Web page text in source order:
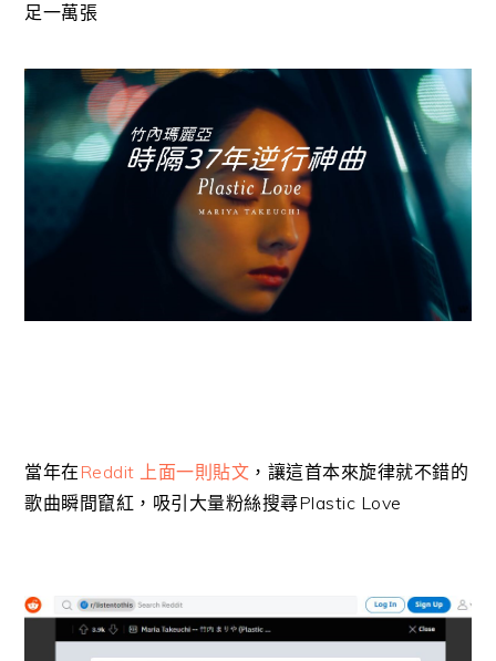
足一萬張
當年在 Reddit 上面一則貼文 ，讓這首本來旋律就不錯的
歌曲瞬間竄紅，吸引大量粉絲搜尋Plastic Love